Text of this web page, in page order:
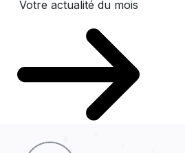
Votre actualité du mois